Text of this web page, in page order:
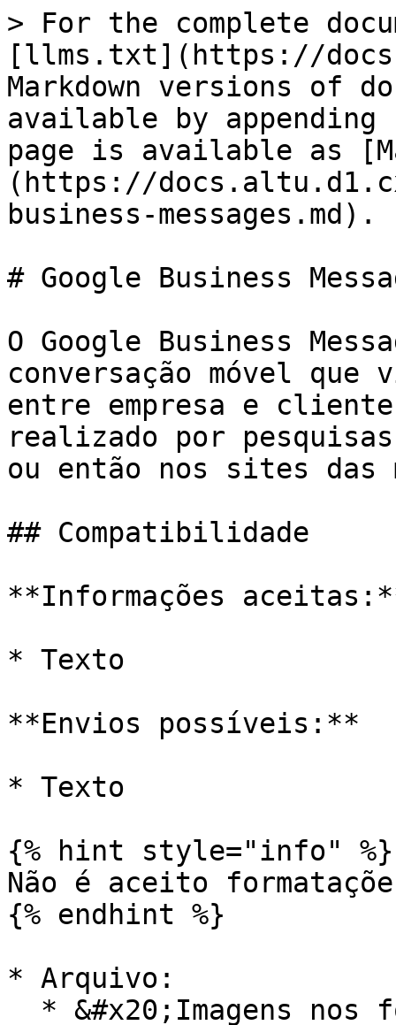
> For the complete
[llms.txt](https://
Markdown versions of
available by
page is available as
(https://
business-messages.md).
# Google Business
O Google Business
conversação móvel
entre empresa e
realizado por
ou então nos sites das
## Compatibilidade
**Informações
* Texto
**Envios possíveis:**
* Texto
{% hint style="info" %}
Não é aceito
{% endhint %}
* Arquivo: